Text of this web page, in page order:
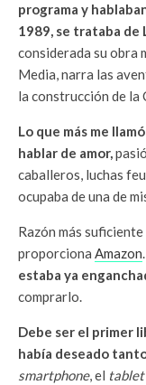
programa y
1989, se trataba de
considerada su obra
Media, narra las
la construcción de la
Lo que más me
hablar de amor,
caballeros, luchas
ocupaba de una de
Razón más
proporciona Amazon.
estaba ya
comprarlo.
Debe ser el primer
había deseado
smartphone, el tablet